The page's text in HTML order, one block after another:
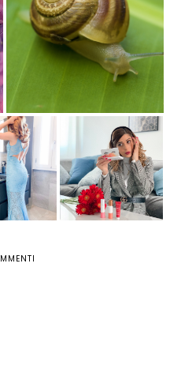
CREMA ALLA BAVA DI LUMACA:
PERCHÉ SCEGLIERLA PER
CURARE LA NOSTRA PELLE
DI
A
2 IN 1
SELFIE READY WITH
CLARINS: ARRIVA
LA COLLEZIONE
MAKE-UP
PRIMAVERA 2019